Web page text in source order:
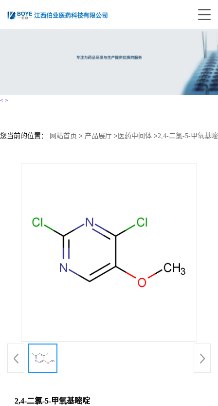
< >
您当前的位置： 网站首页 > 产品展厅 > 医药中间体 >2,4-二氯-5-甲氧基嘧
2,4-二氯-5-甲氧基嘧啶